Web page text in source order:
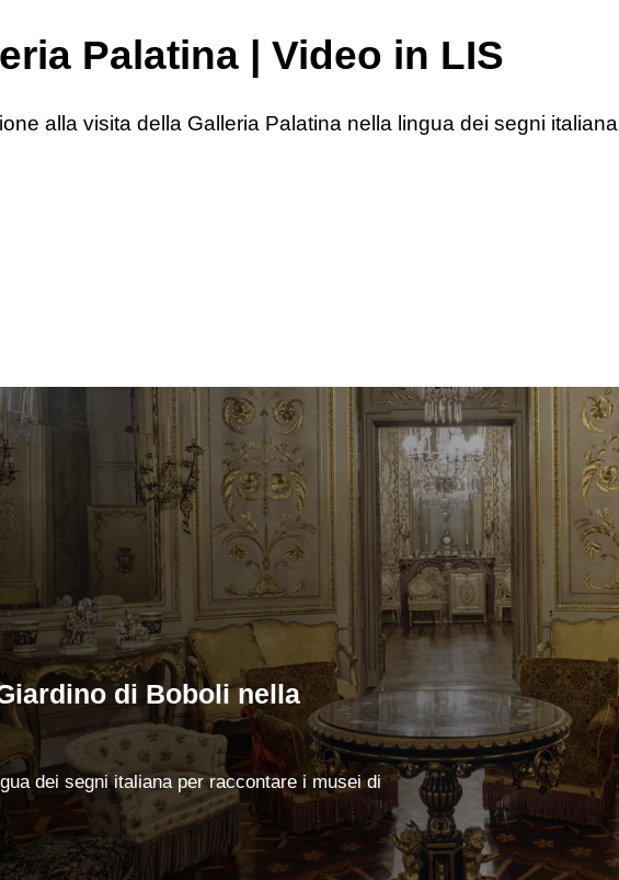
Palatina | Video in LIS
alla visita della Galleria Palatina nella lingua dei segni italiana
di Boboli nella
dei segni italiana per raccontare i musei di